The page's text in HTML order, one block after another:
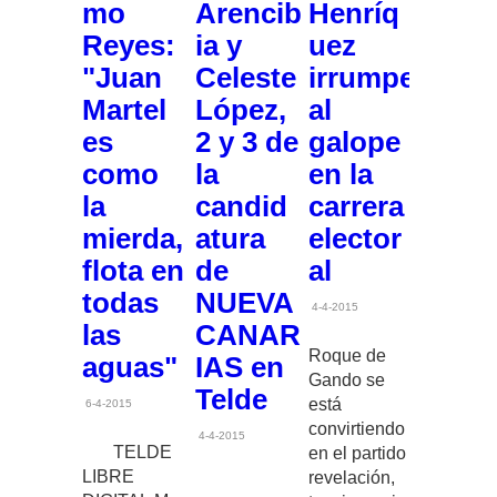
mo
Reyes:
"Juan
Martel
es
como
la
mierda,
flota en
todas
las
aguas"
6-4-2015
TELDE
LIBRE
Arencib
ia y
Celeste
López,
2 y 3 de
la
candid
atura
de
NUEVA
CANAR
IAS en
Telde
4-4-2015
Henríq
uez
irrumpe
al
galope
en la
carrera
elector
al
4-4-2015
Roque de
Gando se
está
convirtiendo
en el partido
revelación,